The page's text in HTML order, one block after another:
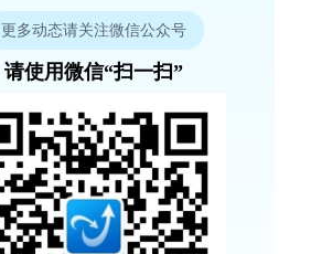
更多动态请关注微信公众号
请使用微信“扫一扫”